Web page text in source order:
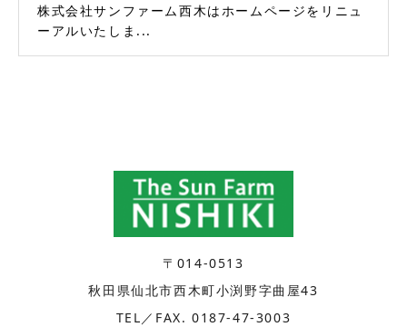
株式会社サンファーム西木はホームページをリニュ
ーアルいたしま...
〒014-0513
秋田県仙北市西木町小渕野字曲屋43
TEL／FAX. 0187-47-3003